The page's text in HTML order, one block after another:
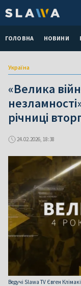
ГОЛОВНА НОВИНИ
Україна
«Велика
річниці
24.02.2026, 18:38
Ведучі Slawa TV Євген